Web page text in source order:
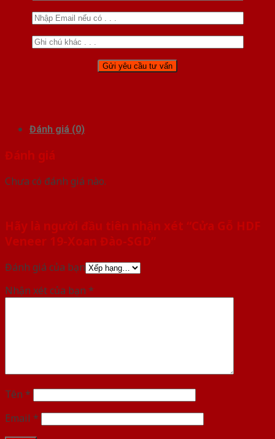
Đánh giá (0)
Đánh giá
Chưa có đánh giá nào.
Hãy là người đầu tiên nhận xét “Cửa Gỗ HDF
Veneer 19-Xoan Đào-SGD”
Đánh giá của bạn
Nhận xét của bạn *
Tên *
Email *